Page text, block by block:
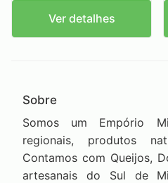
Ver detalhes
Sobre
Somos um Empório
regionais, produtos
Contamos com Queijos,
artesanais do Sul de